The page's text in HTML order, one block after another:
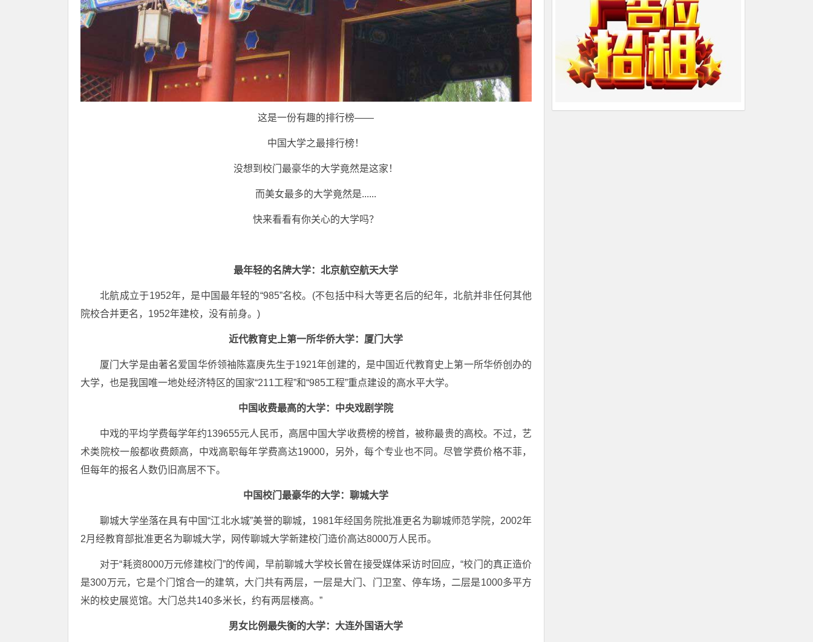
这是一份有趣的排行榜——
中国大学之最排行榜！
没想到校门最豪华的大学竟然是这家！
而美女最多的大学竟然是......
快来看看有你关心的大学吗？
最年轻的名牌大学：北京航空航天大学
北航成立于1952年，是中国最年轻的“985”名校。(不包括中科大等更名后的纪年，北航并非任何其他
院校合并更名，1952年建校，没有前身。)
近代教育史上第一所华侨大学：厦门大学
厦门大学是由著名爱国华侨领袖陈嘉庚先生于1921年创建的，是中国近代教育史上第一所华侨创办的
大学，也是我国唯一地处经济特区的国家“211工程”和“985工程”重点建设的高水平大学。
中国收费最高的大学： 中央戏剧学院
中戏的平均学费每学年约139655元人民币，高居中国大学收费榜的榜首，被称最贵的高校。不过，艺
术类院校一般都收费颇高，中戏高职每年学费高达19000，另外，每个专业也不同。尽管学费价格不菲，
但每年的报名人数仍旧高居不下。
中国校门最豪华的大学：聊城大学
聊城大学坐落在具有中国“江北水城”美誉的聊城，1981年经国务院批准更名为聊城师范学院，2002年
2月经教育部批准更名为聊城大学，网传聊城大学新建校门造价高达8000万人民币。
对于“耗资8000万元修建校门”的传闻，早前聊城大学校长曾在接受媒体采访时回应，“校门的真正造价
是300万元，它是个门馆合一的建筑，大门共有两层，一层是大门、门卫室、停车场，二层是1000多平方
米的校史展览馆。大门总共140多米长，约有两层楼高。”
男女比例最失衡的大学： 大连外国语大学